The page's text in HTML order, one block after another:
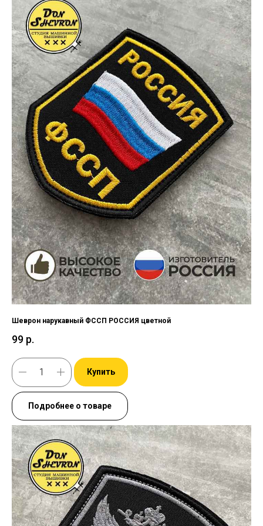
Шеврон нарукавный ФССП РОССИЯ цветной
99 р.
Купить
Подробнее о товаре